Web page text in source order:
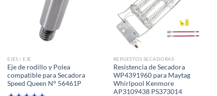
EJES / EJE
Eje de rodillo y Polea
compatible para Secadora
Speed Queen N° 56461P
REPUESTOS SECADORAS
Resistencia de Secadora
WP4391960 para Maytag
Whirlpool Kenmore
AP3109438 PS373014